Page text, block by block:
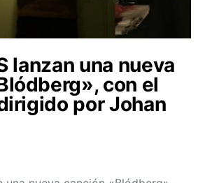
lanzan una nueva
con el
por Johan